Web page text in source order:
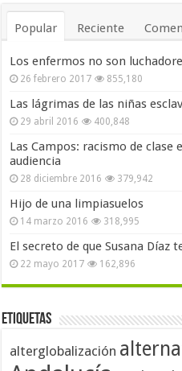
Popular Reciente
Los enfermos no son
26 febrero 2017 855,180
Las lágrimas de las niñas
29 abril 2016 400,848
Las Campos: racismo de clase
audiencia
28 diciembre 2016 379,942
Hijo de una limpiasuelos
14 marzo 2016 318,995
El secreto de que Susana Díaz
22 mayo 2017 162,896
Etiquetas
alterglobalización